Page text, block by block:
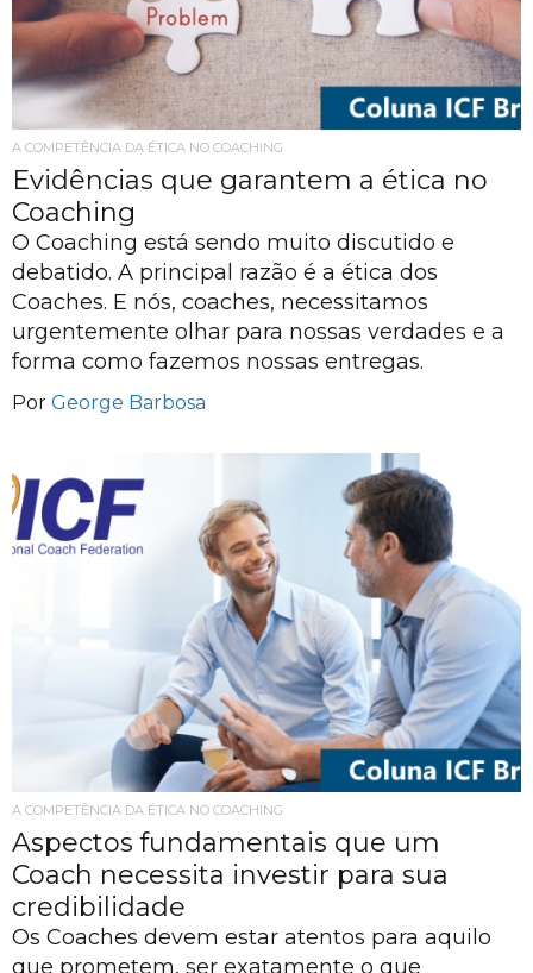
A COMPETÊNCIA DA ÉTICA NO COACHING
Evidências que garantem a ética no
Coaching
O Coaching está sendo muito discutido e
debatido. A principal razão é a ética dos
Coaches. E nós, coaches, necessitamos
urgentemente olhar para nossas verdades e a
forma como fazemos nossas entregas.
Por George Barbosa
A COMPETÊNCIA DA ÉTICA NO COACHING
Aspectos fundamentais que um
Coach necessita investir para sua
credibilidade
Os Coaches devem estar atentos para aquilo
que prometem, ser exatamente o que